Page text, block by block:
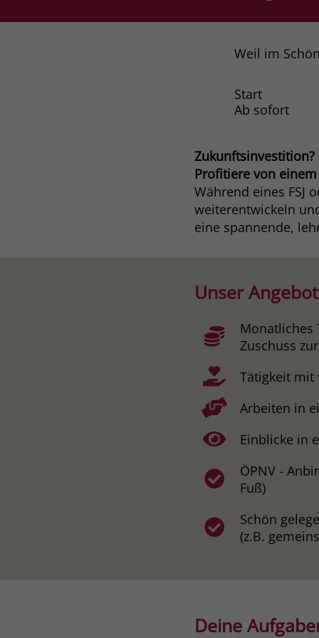
Weil im
Start
Ab sofort
Zukunftsinvestition?
Profitiere von
Während eines FSJ
weiterentwickeln
eine spannende,
Unser
Monatliches
Zuschuss
Tätigkeit mit
Arbeiten in
Einblicke in
ÖPNV -
Fuß)
Schön
(z.B.
Deine